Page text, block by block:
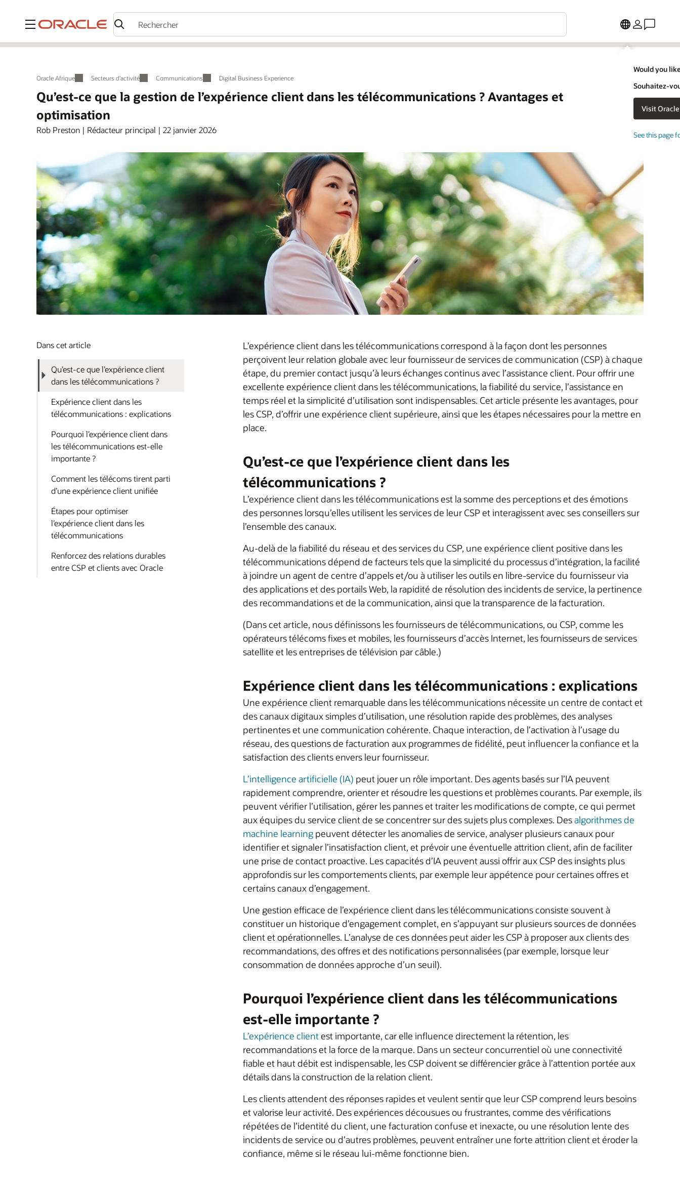
Menu
Would you
Souhaitez-
See this page
Oracle Afrique Secteurs d’activité Communications Digital Business Experience
Qu’est-ce que la gestion de l’expérience client dans les télécommunications ? Avantages et
optimisation
Rob Preston | Rédacteur principal | 22 janvier 2026
Dans cet article
Qu’est-ce que l’expérience client
dans les télécommunications ?
Expérience client dans les
télécommunications : explications
Pourquoi l’expérience client dans
les télécommunications est-elle
importante ?
Comment les télécoms tirent parti
d’une expérience client unifiée
Étapes pour optimiser
l’expérience client dans les
télécommunications
Renforcez des relations durables
entre CSP et clients avec Oracle
L’expérience client dans les télécommunications correspond à la façon dont les personnes
perçoivent leur relation globale avec leur fournisseur de services de communication (CSP) à chaque
étape, du premier contact jusqu’à leurs échanges continus avec l’assistance client. Pour offrir une
excellente expérience client dans les télécommunications, la fiabilité du service, l’assistance en
temps réel et la simplicité d’utilisation sont indispensables. Cet article présente les avantages, pour
les CSP, d’offrir une expérience client supérieure, ainsi que les étapes nécessaires pour la mettre en
place.
Qu’est-ce que l’expérience client dans les
télécommunications ?
L’expérience client dans les télécommunications est la somme des perceptions et des émotions
des personnes lorsqu’elles utilisent les services de leur CSP et interagissent avec ses conseillers sur
l’ensemble des canaux.
Au-delà de la fiabilité du réseau et des services du CSP, une expérience client positive dans les
télécommunications dépend de facteurs tels que la simplicité du processus d’intégration, la facilité
à joindre un agent de centre d’appels et/ou à utiliser les outils en libre-service du fournisseur via
des applications et des portails Web, la rapidité de résolution des incidents de service, la pertinence
des recommandations et de la communication, ainsi que la transparence de la facturation.
(Dans cet article, nous définissons les fournisseurs de télécommunications, ou CSP, comme les
opérateurs télécoms fixes et mobiles, les fournisseurs d’accès Internet, les fournisseurs de services
satellite et les entreprises de télévision par câble.)
Expérience client dans les télécommunications : explications
Une expérience client remarquable dans les télécommunications nécessite un centre de contact et
des canaux digitaux simples d’utilisation, une résolution rapide des problèmes, des analyses
pertinentes et une communication cohérente. Chaque interaction, de l’activation à l’usage du
réseau, des questions de facturation aux programmes de fidélité, peut influencer la confiance et la
satisfaction des clients envers leur fournisseur.
L’intelligence artificielle (IA) peut jouer un rôle important. Des agents basés sur l’IA peuvent
rapidement comprendre, orienter et résoudre les questions et problèmes courants. Par exemple, ils
peuvent vérifier l’utilisation, gérer les pannes et traiter les modifications de compte, ce qui permet
aux équipes du service client de se concentrer sur des sujets plus complexes. Desalgorithmes de
machine learning peuvent détecter les anomalies de service, analyser plusieurs canaux pour
identifier et signaler l’insatisfaction client, et prévoir une éventuelle attrition client, afin de faciliter
une prise de contact proactive. Les capacités d’IA peuvent aussi offrir aux CSP des insights plus
approfondis sur les comportements clients, par exemple leur appétence pour certaines offres et
certains canaux d’engagement.
Une gestion efficace de l’expérience client dans les télécommunications consiste souvent à
constituer un historique d’engagement complet, en s’appuyant sur plusieurs sources de données
client et opérationnelles. L’analyse de ces données peut aider les CSP à proposer aux clients des
recommandations, des offres et des notifications personnalisées (par exemple, lorsque leur
consommation de données approche d’un seuil).
Pourquoi l’expérience client dans les télécommunications
est-elle importante ?
L’expérience client est importante, car elle influence directement la rétention, les
recommandations et la force de la marque. Dans un secteur concurrentiel où une connectivité
fiable et haut débit est indispensable, les CSP doivent se différencier grâce à l’attention portée aux
détails dans la construction de la relation client.
Les clients attendent des réponses rapides et veulent sentir que leur CSP comprend leurs besoins
et valorise leur activité. Des expériences décousues ou frustrantes, comme des vérifications
répétées de l’identité du client, une facturation confuse et inexacte, ou une résolution lente des
incidents de service ou d’autres problèmes, peuvent entraîner une forte attrition client et éroder la
confiance, même si le réseau lui-même fonctionne bien.